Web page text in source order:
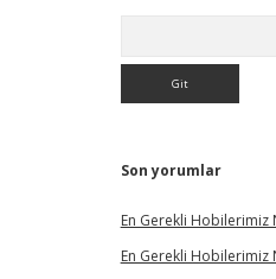
Son yorumlar
En Gerekli Hobilerimiz
En Gerekli Hobilerimiz